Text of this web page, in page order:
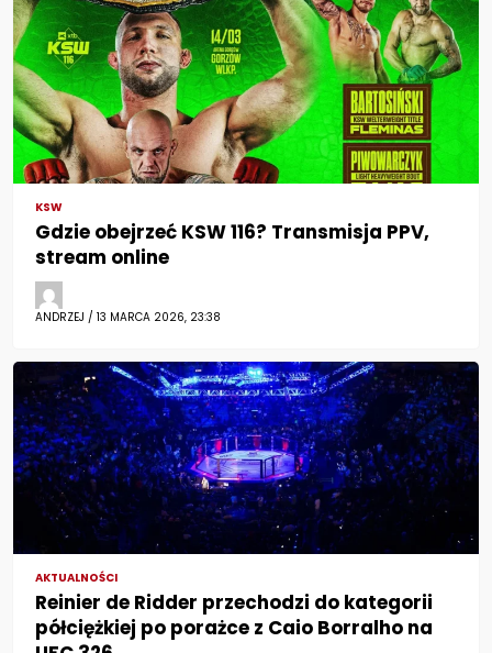
KSW
Gdzie obejrzeć KSW 116? Transmisja PPV,
stream online
ANDRZEJ / 13 MARCA 2026, 23:38
AKTUALNOŚCI
Reinier de Ridder przechodzi do kategorii
półciężkiej po porażce z Caio Borralho na